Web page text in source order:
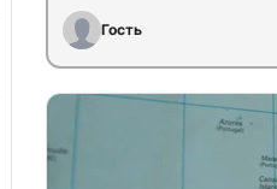
Гость